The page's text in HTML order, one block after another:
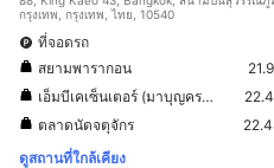
กรุงเทพ, กรุงเทพ, ไทย, 10540
ที่จอดรถ
สยามพารากอน
เอ็มบีเคเซ็นเตอร์ (มาบุญครองเซ็นเตอร์)
ตลาดนัดจตุจักร
ดูสถานที่ใกล้เคียง